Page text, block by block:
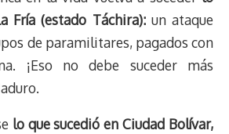
Fría (estado Táchira):un ataque
de paramilitares, pagados con
¡Eso no debe suceder más
lo que sucedió en Ciudad Bolívar,